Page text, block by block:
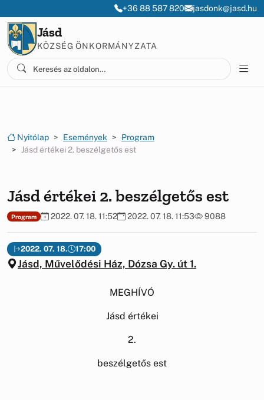
+36 88 587 820 jasdonk@jasd.hu
Jásd
KÖZSÉG ÖNKORMÁNYZATA
Nyitólap Események
Program
Jásd értékei 2. beszélgetős est
Jásd értékei 2. beszélgetős est
Program 2022. 07. 18. 11:52 2022. 07. 18. 11:53 9088
2022. 07. 18. 17:00
Jásd, Művelődési Ház, Dózsa Gy. út 1.
MEGHÍVÓ
Jásd értékei
2.
beszélgetős est